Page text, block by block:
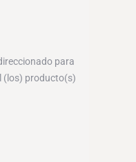
para
(los) producto(s)